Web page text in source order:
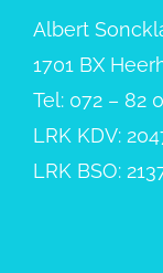
Albert
1701 BX
Tel: 072 – 82
LRK KDV:
LRK BSO: